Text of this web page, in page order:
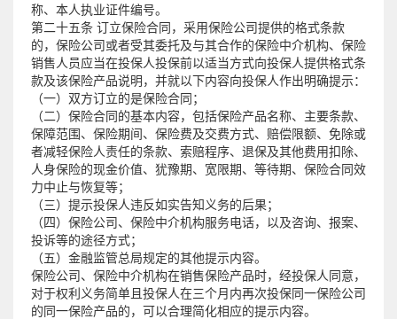
称、本人执业证件编号。
第二十五条 订立保险合同，采用保险公司提供的格式条款
的，保险公司或者受其委托及与其合作的保险中介机构、保险
销售人员应当在投保人投保前以适当方式向投保人提供格式条
款及该保险产品说明，并就以下内容向投保人作出明确提示：
（一）双方订立的是保险合同；
（二）保险合同的基本内容，包括保险产品名称、主要条款、
保障范围、保险期间、保险费及交费方式、赔偿限额、免除或
者减轻保险人责任的条款、索赔程序、退保及其他费用扣除、
人身保险的现金价值、犹豫期、宽限期、等待期、保险合同效
力中止与恢复等；
（三）提示投保人违反如实告知义务的后果；
（四）保险公司、保险中介机构服务电话，以及咨询、报案、
投诉等的途径方式；
（五）金融监管总局规定的其他提示内容。
保险公司、保险中介机构在销售保险产品时，经投保人同意，
对于权利义务简单且投保人在三个月内再次投保同一保险公司
的同一保险产品的，可以合理简化相应的提示内容。